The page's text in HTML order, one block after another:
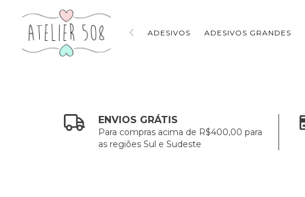
ADESIVOS ADESIVOS GRANDES
ENVIOS GRÁTIS
Para compras acima de R$400,00 para
as regiões Sul e Sudeste